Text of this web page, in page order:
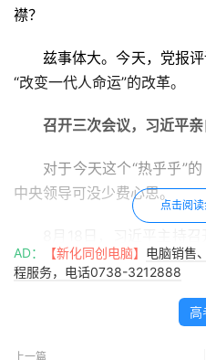
襟？
兹事体大。今天，党报
“改变一代人命运”的改革。
召开三次会议，习近平
对于今天这个“热乎乎”
中央领导可没少费心思。
组自成立以来的第四次会议
个意见，其中一个意见就是
我们可以看看历次深改
点击阅
AD： 【新化同创电脑】 电脑销售
程服务，电话0738-3212888
高
上一篇